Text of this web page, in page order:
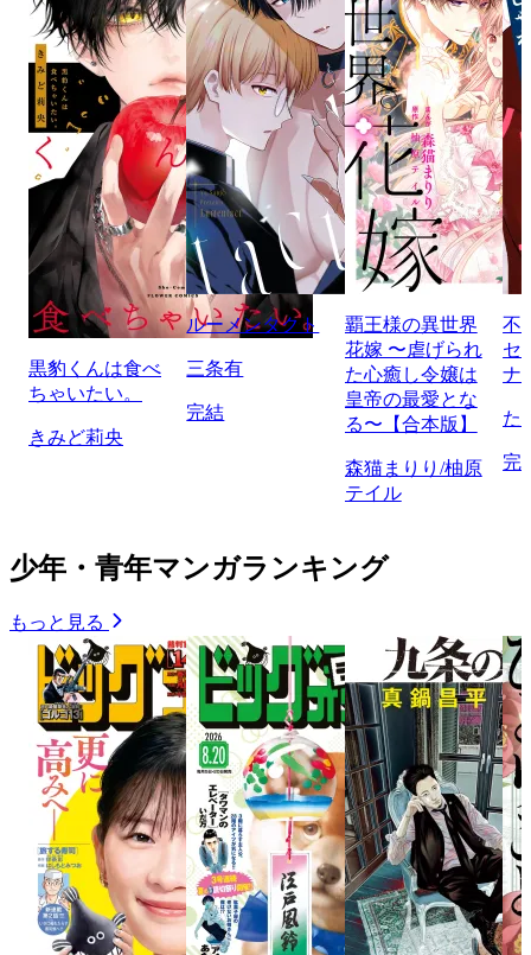
黒豹くんは食べ
ちゃいたい。
きみど莉央
ルーメンタクト
三条有
完結
覇王様の異世界
花嫁 〜虐げられ
た心癒し令嬢は
皇帝の最愛とな
る〜【合本版】
森猫まりり/柚原
テイル
不
セ
ナ
た
完
少年・青年マンガランキング
もっと見る